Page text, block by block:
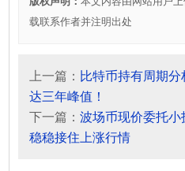
载联系作者并注明出处
上一篇： 比特币持有周期
达三年峰值！
下一篇：波场币现价委托小
稳稳接住上涨行情